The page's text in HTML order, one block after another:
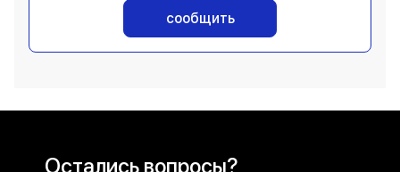
сообщить
Остались вопросы?